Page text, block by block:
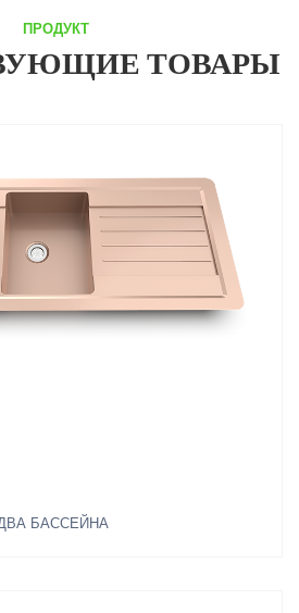
ПРОДУКТ
ТОВАРЫ
ДВА БАССЕЙНА